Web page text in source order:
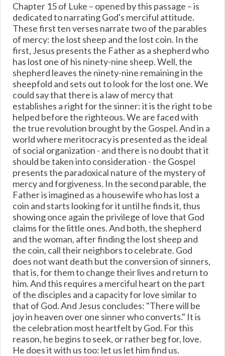
Chapter 15 of Luke – opened by this passage – is
dedicated to narrating God's merciful attitude.
These first ten verses narrate two of the parables
of mercy: the lost sheep and the lost coin. In the
first, Jesus presents the Father as a shepherd who
has lost one of his ninety-nine sheep. Well, the
shepherd leaves the ninety-nine remaining in the
sheepfold and sets out to look for the lost one. We
could say that there is a law of mercy that
establishes a right for the sinner: it is the right to be
helped before the righteous. We are faced with
the true revolution brought by the Gospel. And in a
world where meritocracy is presented as the ideal
of social organization - and there is no doubt that it
should be taken into consideration - the Gospel
presents the paradoxical nature of the mystery of
mercy and forgiveness. In the second parable, the
Father is imagined as a housewife who has lost a
coin and starts looking for it until he finds it, thus
showing once again the privilege of love that God
claims for the little ones. And both, the shepherd
and the woman, after finding the lost sheep and
the coin, call their neighbors to celebrate. God
does not want death but the conversion of sinners,
that is, for them to change their lives and return to
him. And this requires a merciful heart on the part
of the disciples and a capacity for love similar to
that of God. And Jesus concludes: "There will be
joy in heaven over one sinner who converts." It is
the celebration most heartfelt by God. For this
reason, he begins to seek, or rather beg for, love.
He does it with us too: let us let him find us.